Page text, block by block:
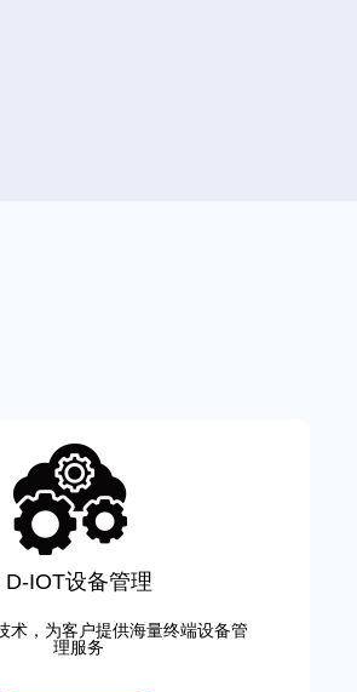
D-IOT设备管理
术，为客户提供海量终端设备管
理服务